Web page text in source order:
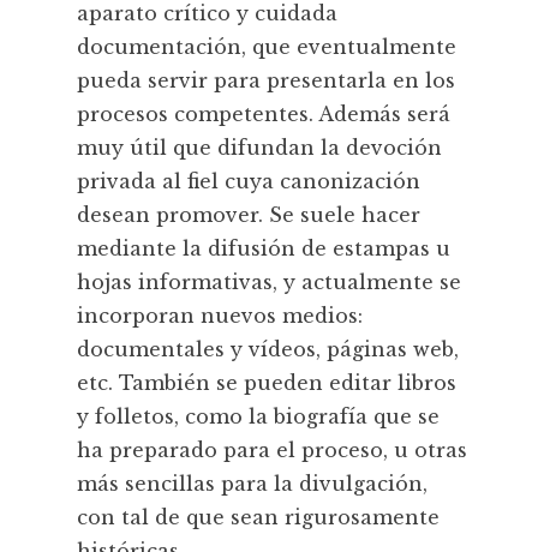
aparato crítico y cuidada
documentación, que eventualmente
pueda servir para presentarla en los
procesos competentes. Además será
muy útil que difundan la devoción
privada al fiel cuya canonización
desean promover. Se suele hacer
mediante la difusión de estampas u
hojas informativas, y actualmente se
incorporan nuevos medios:
documentales y vídeos, páginas web,
etc. También se pueden editar libros
y folletos, como la biografía que se
ha preparado para el proceso, u otras
más sencillas para la divulgación,
con tal de que sean rigurosamente